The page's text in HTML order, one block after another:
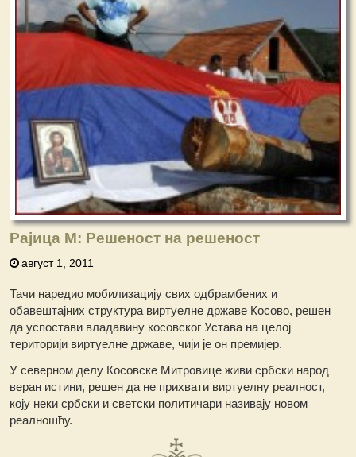
Рајица М: Решеност на решеност
август 1, 2011
Тачи наредио мобилизацију свих одбрамбених и
обавештајних структура виртуелне државе Косово, решен
да успостави владавину косовског Устава на целој
територији виртуелне државе, чији је он премијер.
У северном делу Косовске Митровице живи србски народ
веран истини, решен да не прихвати виртуелну реалност,
коју неки србски и светски политичари називају новом
реалношћу.